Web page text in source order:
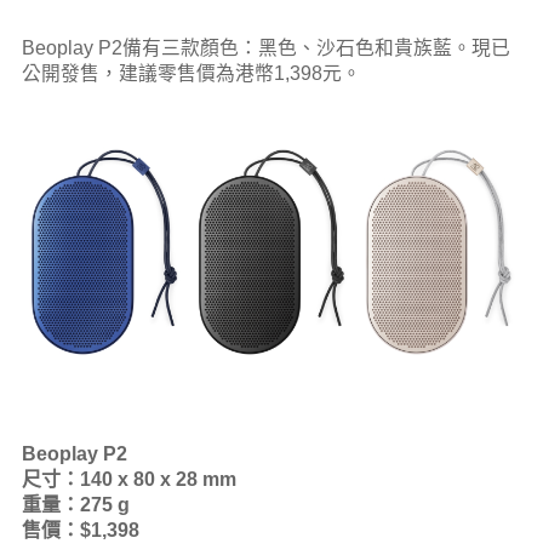
Beoplay P2備有三款顏色：黑色、沙石色和貴族藍。現已
公開發售，建議零售價為港幣1,398元。
Beoplay P2
尺寸：140 x 80 x 28 mm
重量：275 g
售價：$1,398